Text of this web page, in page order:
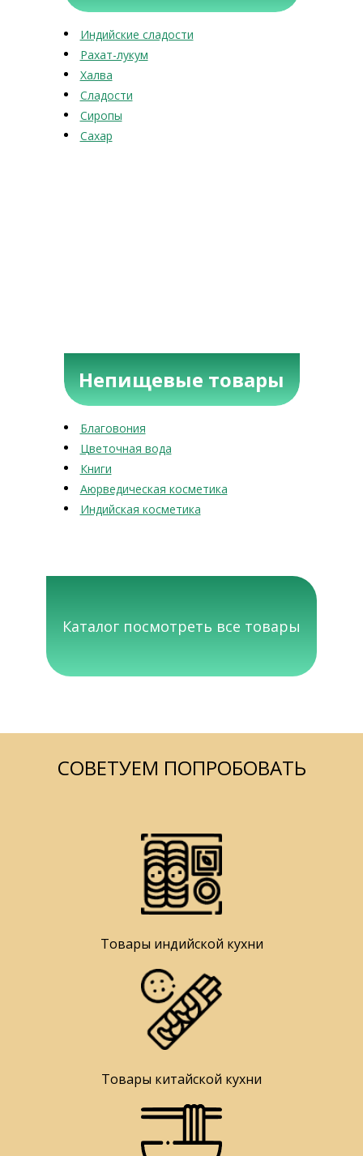
Индийские сладости
Рахат-лукум
Халва
Сладости
Сиропы
Сахар
Непищевые товары
Благовония
Цветочная вода
Книги
Аюрведическая косметика
Индийская косметика
Каталог посмотреть все товары
СОВЕТУЕМ ПОПРОБОВАТЬ
Товары индийской кухни
Товары китайской кухни